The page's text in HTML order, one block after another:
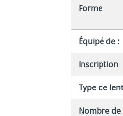
Forme
Équipé de :
Inscription
Type de
Nombre